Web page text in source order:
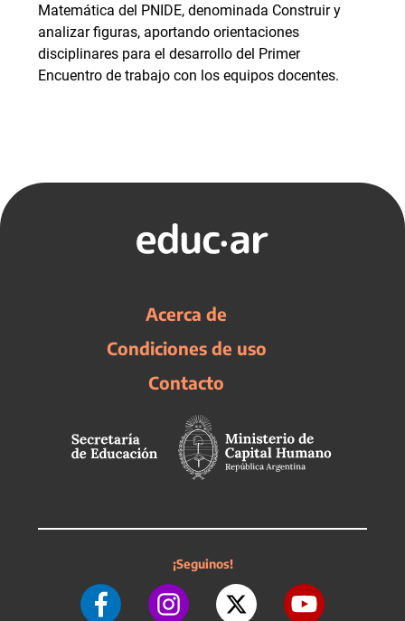
Matemática del PNIDE, denominada Construir y
analizar figuras, aportando orientaciones
disciplinares para el desarrollo del Primer
Encuentro de trabajo con los equipos docentes.
Acerca de
Condiciones de uso
Contacto
¡Seguinos!